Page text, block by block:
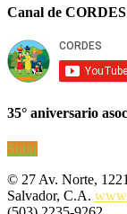
Canal de CORDES
35° aniversario
Subir
© 27 Av. Norte,
Salvador, C.A.